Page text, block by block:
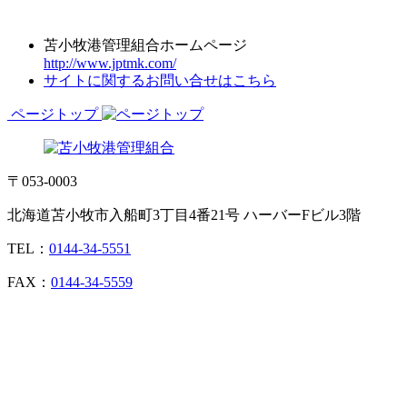
苫小牧港管理組合ホームページ
http://www.jptmk.com/
サイトに関するお問い合せはこちら
ページトップ
〒053-0003
北海道苫小牧市入船町3丁目4番21号 ハーバーFビル3階
TEL： 0144-34-5551
FAX： 0144-34-5559